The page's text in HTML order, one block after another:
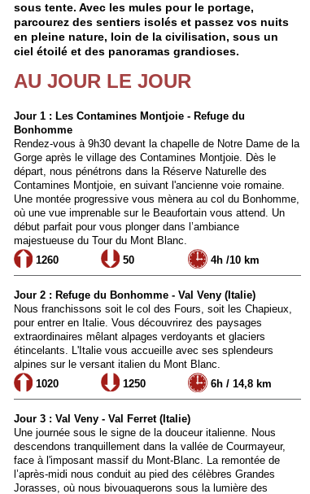
sous tente. Avec les mules pour le portage,
parcourez des sentiers isolés et passez vos nuits
en pleine nature, loin de la civilisation, sous un
ciel étoilé et des panoramas grandioses.
AU JOUR LE JOUR
Jour 1 : Les Contamines Montjoie - Refuge du
Bonhomme
Rendez-vous à 9h30 devant la chapelle de Notre Dame de la
Gorge après le village des Contamines Montjoie. Dès le
départ, nous pénétrons dans la Réserve Naturelle des
Contamines Montjoie, en suivant l'ancienne voie romaine.
Une montée progressive vous mènera au col du Bonhomme,
où une vue imprenable sur le Beaufortain vous attend. Un
début parfait pour vous plonger dans l’ambiance
majestueuse du Tour du Mont Blanc.
1260
50 4h /10 km
Jour 2 : Refuge du Bonhomme - Val Veny (Italie)
Nous franchissons soit le col des Fours, soit les Chapieux,
pour entrer en Italie. Vous découvrirez des paysages
extraordinaires mêlant alpages verdoyants et glaciers
étincelants. L'Italie vous accueille avec ses splendeurs
alpines sur le versant italien du Mont Blanc.
1020
1250 6h / 14,8 km
Jour 3 : Val Veny - Val Ferret (Italie)
Une journée sous le signe de la douceur italienne. Nous
descendons tranquillement dans la vallée de Courmayeur,
face à l'imposant massif du Mont-Blanc. La remontée de
l’après-midi nous conduit au pied des célèbres Grandes
Jorasses, où nous bivouaquerons sous la lumière des